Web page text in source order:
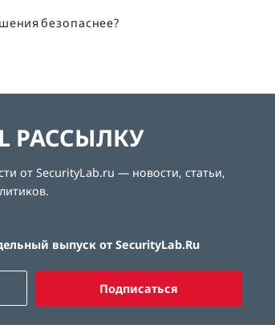
безопаснее?
РАССЫЛКУ
от SecurityLab.ru — новости, статьи,
выпуск от SecurityLab.Ru
Подписаться